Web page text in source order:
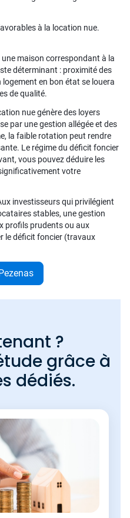
à la location nue.
maison correspondant à la
déterminant : proximité des
en bon état se louera
de qualité.
nue génère des loyers
par une gestion allégée et des
la faible rotation peut rendre
Le régime du déficit foncier
vous pouvez déduire les
votre
investisseurs qui privilégient
stables, une gestion
profils prudents ou aux
le déficit foncier (travaux
?
grâce à
dédiés.